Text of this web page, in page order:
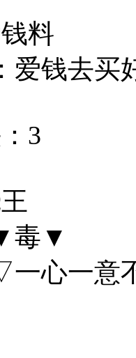
料
爱钱去买
3
毒▼
一心一意